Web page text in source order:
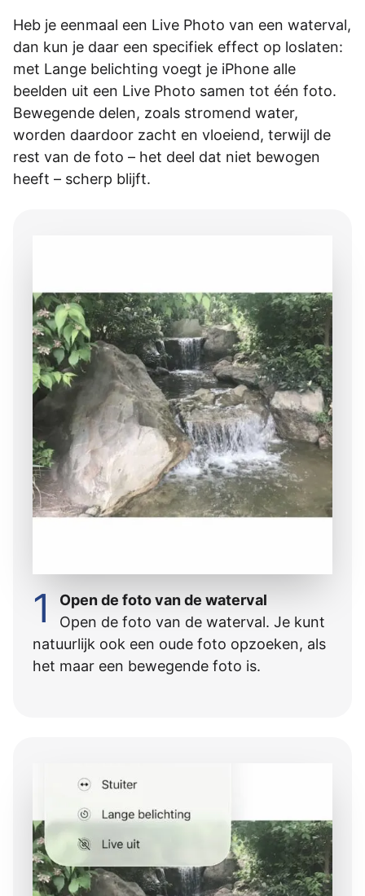
Heb je eenmaal een Live Photo van een waterval,
dan kun je daar een specifiek effect op loslaten:
met Lange belichting voegt je iPhone alle
beelden uit een Live Photo samen tot één foto.
Bewegende delen, zoals stromend water,
worden daardoor zacht en vloeiend, terwijl de
rest van de foto – het deel dat niet bewogen
heeft – scherp blijft.
1
Open de foto van de waterval
Open de foto van de waterval. Je kunt
natuurlijk ook een oude foto opzoeken, als
het maar een bewegende foto is.